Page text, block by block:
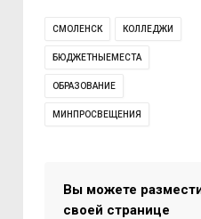
СМОЛЕНСК КОЛЛЕДЖИ
БЮДЖЕТНЫЕМЕСТА
ОБРАЗОВАНИЕ
МИНПРОСВЕЩЕНИЯ
Вы можете
своей странице